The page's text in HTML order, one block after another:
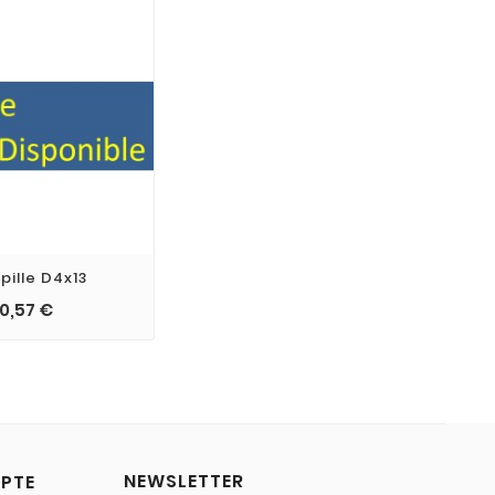
D4x13
0,57 €
NEWSLETTER